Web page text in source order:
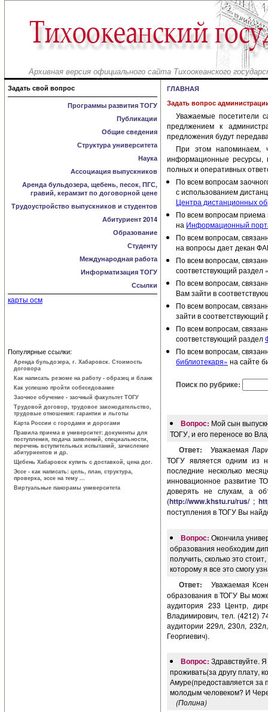
Архивная версия официального сайта Тихоокеанского
Задать свой вопрос
Программы развития ТОГУ
Публикации
Общие сведения
Структура университета
Наука
Ассоциация выпускников
Аренда бульдозера, щебень, песок, ПГС,
гравий, керамзит по договорной цене
Трудоустройство выпускников и студентов
Абитуриент 2014
Образование
Студенту
Международная работа
Информатизация ТОГУ
Ссылки
карты осм
Популярные ссылки:
Аренда бульдозера, г. Хабаровск. Стоимость
договора
Как написать резюме на работу - образец и бланк
Как успешно пройти собеседование
Заочное обучение - заочный факультет ТОГУ
Трудовой договор, трудовое законодатель­ство,
трудовые отношения: гарантии и льготы
Карта России с городами и дорогами
Правила приема в университет: документы для
поступления, подача заявлений, специальности,
перечень вступительных испытаний, зачисление
абитуриентов и др.
Щебень Хабаровск купить с доставкой, цена дог.
Эссе - как написать: цель, план, структура,
проверка, эссе на тему ...
Виртуальные панорамы университета
ГЛАВНАЯ
Задать вопрос
Уважаемые посетители
предлжением к
предложения будут
При этом напоминаем,
информационные ресурсы,
полных и оперативных
По всем вопросам
с использованием
Центра дистанционных
По всем вопросам приема
на Информационный
По всем вопросам,
на вопросы дает декан
По всем вопросам,
соответствующий раздел
По всем вопросам,
Вам зайти в
По всем вопросам,
зайти в
По всем вопросам,
соответствующий раздел
По всем вопросам,
библиотекаря» на сайте
Поиск по рубрике:
Вопрос: Мой сын
ТОГУ, и его переносе во
Ответ:
Уважаемая
ТОГУ является одним из
последние несколько
инновационное развитие
доверять не слухам, а
(http://www.khstu.ru/rus/;
поступления в ТОГУ Вы
Вопрос: Окончила
образования необходим
получить, сколько это
которому я все это смогу
Ответ:
Уважаемая
образования в ТОГУ Вы
аудитория 233 Центр,
Владимирович, тел. (4212)
аудитории 229л, 230л,
Георгиевич).
Вопрос: Здравствуйте.
проживать(за другу плату,
Амуре(предоставляется за
молодым человеком? И
(Полина)